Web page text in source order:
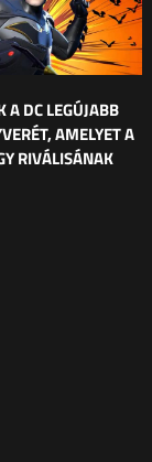
A DC LEGÚJABB
AMELYET A
RIVÁLISÁNAK